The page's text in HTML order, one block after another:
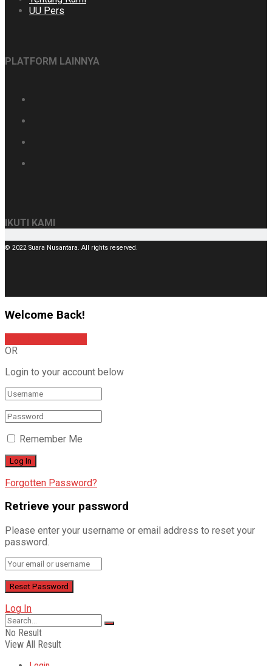
UU Pers
PLATFORM LAINNYA
IKUTI KAMI
© 2022 Suara Nusantara. All rights reserved.
Welcome Back!
OR
Login to your account below
Remember Me
Forgotten Password?
Retrieve your password
Please enter your username or email address to reset your
password.
Log In
No Result
View All Result